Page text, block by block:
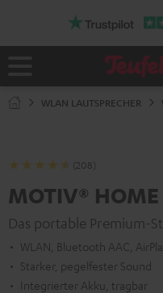
Startseite
WLAN LAUTSPRECHER
(208)
MOTIV® HOME
Das portable Premium-
WLAN, Bluetooth AAC,
Starker, pegelfester Sound
Integrierter Akku, tragbar